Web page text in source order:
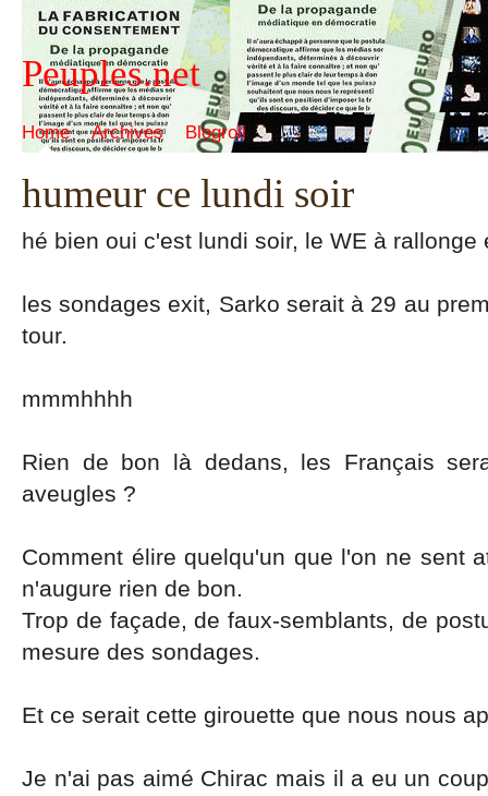
Peuples.net
Home Archives Blogroll
humeur ce lundi soir
hé bien oui c'est lundi soir, le WE à rallonge
les sondages exit, Sarko serait à 29 au
tour.
mmmhhhh
Rien de bon là dedans, les Français
aveugles ?
Comment élire quelqu'un que l'on ne sent
n'augure rien de bon.
Trop de façade, de faux-semblants, de
mesure des sondages.
Et ce serait cette girouette que nous nous
Je n'ai pas aimé Chirac mais il a eu un